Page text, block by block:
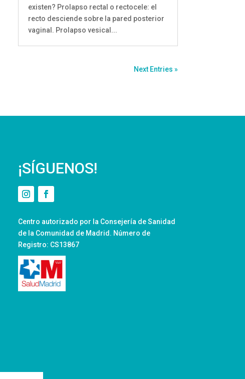
existen? Prolapso rectal o rectocele: el
recto desciende sobre la pared posterior
vaginal. Prolapso vesical...
Next Entries »
¡SÍGUENOS!
Centro autorizado por la Consejería de Sanidad
de la Comunidad de Madrid. Número de
Registro: CS13867